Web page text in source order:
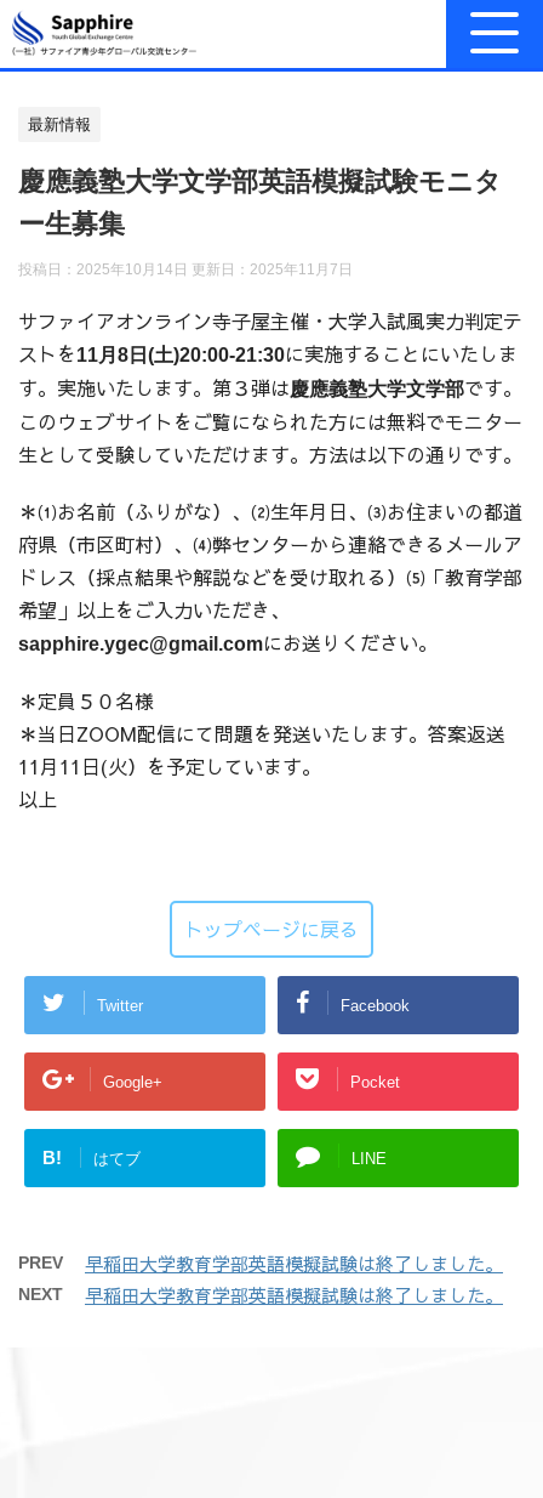
最新情報
慶應義塾大学文学部英語模擬試験モニタ
ー生募集
投稿日：2025年10月14日 更新日： 2025年11月7日
サファイアオンライン寺子屋主催・大学入試風実力判定テ
ストを11月8日(土)20:00-21:30に実施することにいたしま
す。実施いたします。第３弾は慶應義塾大学文学部です。
このウェブサイトをご覧になられた方には無料でモニター
生として受験していただけます。方法は以下の通りです。
＊⑴お名前（ふりがな）、⑵生年月日、⑶お住まいの都道
府県（市区町村）、⑷弊センターから連絡できるメールア
ドレス（採点結果や解説などを受け取れる）⑸「教育学部
希望」以上をご入力いただき、
sapphire.ygec@gmail.comにお送りください。
＊定員５０名様
＊当日ZOOM配信にて問題を発送いたします。答案返送
11月11日(火）を予定しています。
以上
トップページに戻る
Twitter Facebook
Google+ Pocket
B! はてブ LINE
PREV 早稲田大学教育学部英語模擬試験は終了しました。
NEXT 早稲田大学教育学部英語模擬試験は終了しました。